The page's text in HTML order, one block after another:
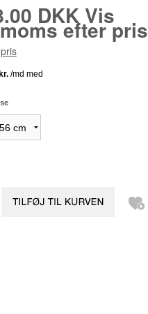
DKKVis
efter pris